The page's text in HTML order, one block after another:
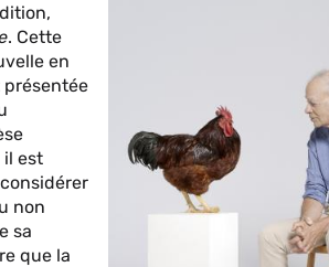
. Cette
en
il est
non
sa
que la